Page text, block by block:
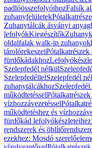
padlóösszefolyóihozFalsík
zuhanyfelületek
Zuhanytálcák ásványi
lefolyókKiegészítők
oldalfalak walk-in
tárolórekeszei
fürdőkádakhoz
Szelepfedél nélkül
SzelepfedéllelSzelepfedél
zuhanytálcákhoz
működtetéssel
vízhozzávezetéssel
működtetéshez és
fürdőkád lefolyókészleteihez
rendszerek és
ezekhez: Mosdó